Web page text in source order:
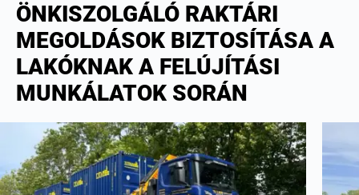
ÖNKISZOLGÁLÓ RAKTÁRI
MEGOLDÁSOK BIZTOSÍTÁSA A
LAKÓKNAK A FELÚJÍTÁSI
MUNKÁLATOK SORÁN